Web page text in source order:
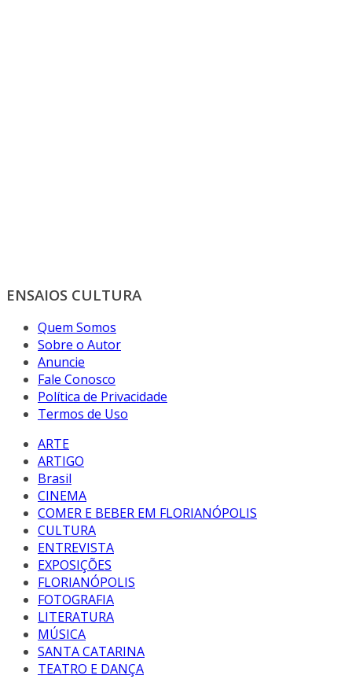
ENSAIOS CULTURA
Quem Somos
Sobre o Autor
Anuncie
Fale Conosco
Política de Privacidade
Termos de Uso
ARTE
ARTIGO
Brasil
CINEMA
COMER E BEBER EM FLORIANÓPOLIS
CULTURA
ENTREVISTA
EXPOSIÇÕES
FLORIANÓPOLIS
FOTOGRAFIA
LITERATURA
MÚSICA
SANTA CATARINA
TEATRO E DANÇA